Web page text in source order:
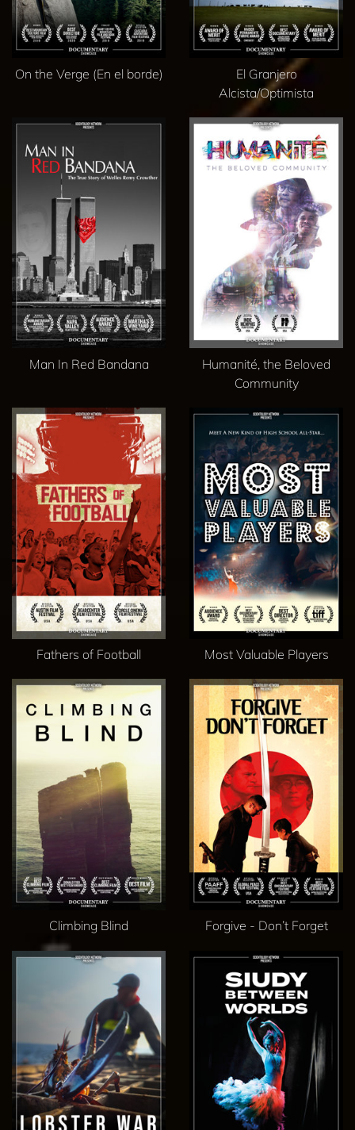
On the Verge (En el borde)
El Granjero
Alcista/Optimista
Man In Red Bandana
Humanité, the Beloved
Community
Fathers of Football Most Valuable Players
Climbing Blind Forgive - Don’t Forget